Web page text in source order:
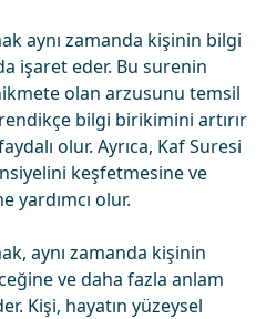
aynı zamanda kişinin bilgi
işaret eder. Bu surenin
olan arzusunu temsil
bilgi birikimini artırır
olur. Ayrıca, Kaf Suresi
keşfetmesine ve
yardımcı olur.
aynı zamanda kişinin
ve daha fazla anlam
Kişi, hayatın yüzeysel